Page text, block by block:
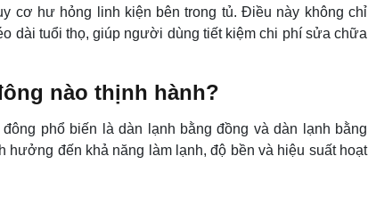
cơ hư hỏng linh kiện bên trong tủ. Điều này không chỉ
dài tuổi thọ, giúp người dùng tiết kiệm chi phí sửa chữa
nào thịnh hành?
phổ biến là dàn lạnh bằng đồng và dàn lạnh bằng
hưởng đến khả năng làm lạnh, độ bền và hiệu suất hoạt